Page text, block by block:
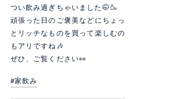
つい飲み過ぎちゃいました🤭🍶
頑張った日のご褒美などにちょっ
とリッチなものを買って楽しむの
もアリですね🎶
ぜひ、ご覧ください👀
#家飲み